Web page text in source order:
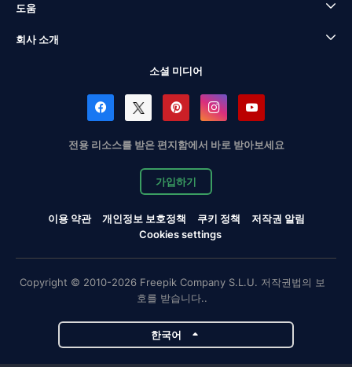
도움
회사 소개
소셜 미디어
전용 리소스를 받은 편지함에서 바로 받아보세요
가입하기
이용 약관 개인정보 보호정책 쿠키 정책
저작권 알림
Cookies settings
Copyright © 2010-2026 Freepik Company S.L.U. 저작권법의 보
호를 받습니다..
한국어